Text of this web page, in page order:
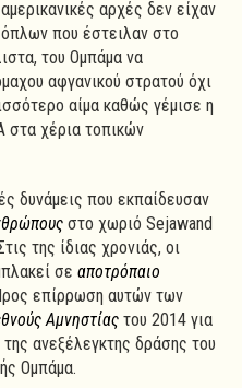
αρχές δεν είχαν
που έστειλαν στο
του Ομπάμα να
αφγανικού στρατού όχι
αίμα καθώς γέμισε η
στα χέρια τοπικών
δυνάμεις που εκπαίδευσαν
στο χωριό Sejawand
της ίδιας χρονιάς, οι
σε αποτρόπαιο
επίρρωση αυτών των
Αμνηστίας του 2014 για
της ανεξέλεγκτης δράσης του
Ομπάμα.